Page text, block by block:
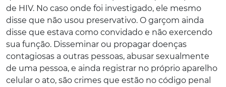
de HIV. No caso onde foi investigado, ele mesmo
disse que não usou preservativo. O garçom ainda
disse que estava como convidado e não exercendo
sua função. Disseminar ou propagar doenças
contagiosas a outras pessoas, abusar sexualmente
de uma pessoa, e ainda registrar no próprio aparelho
celular o ato, são crimes que estão no código penal